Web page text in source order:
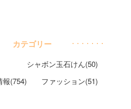
カテゴリー
シャボン玉石けん(50)
報(754)
ファッション(51)